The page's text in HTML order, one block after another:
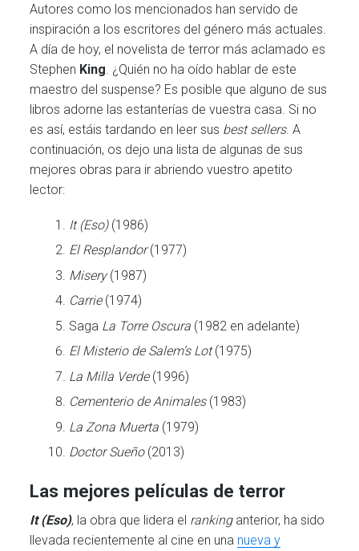
Autores como los mencionados han servido de
inspiración a los escritores del género más actuales.
A día de hoy, el novelista de terror más aclamado es
Stephen King . ¿Quién no ha oído hablar de este
maestro del suspense? Es posible que alguno de sus
libros adorne las estanterías de vuestra casa. Si no
es así, estáis tardando en leer sus best sellers. A
continuación, os dejo una lista de algunas de sus
mejores obras para ir abriendo vuestro apetito
lector:
It (Eso) (1986)
El Resplandor(1977)
Misery(1987)
Carrie (1974)
Saga La Torre Oscura (1982 en adelante)
El Misterio de Salem’s Lot(1975)
La Milla Verde (1996)
Cementerio de Animales(1983)
La Zona Muerta (1979)
Doctor Sueño (2013)
Las mejores películas de terror
It (Eso), la obra que lidera el rankinganterior, ha sido
llevada recientemente al cine en una nueva y